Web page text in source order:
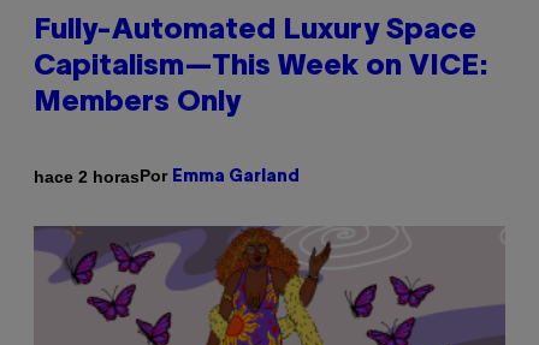
Fully-Automated Luxury Space
Capitalism—This Week on VICE:
Members Only
hace 2 horasPor Emma Garland